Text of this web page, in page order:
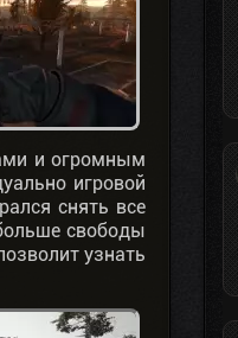
и огромным
игровой
снять все
свободы
узнать